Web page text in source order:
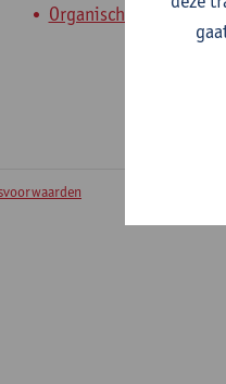
Organische synthese